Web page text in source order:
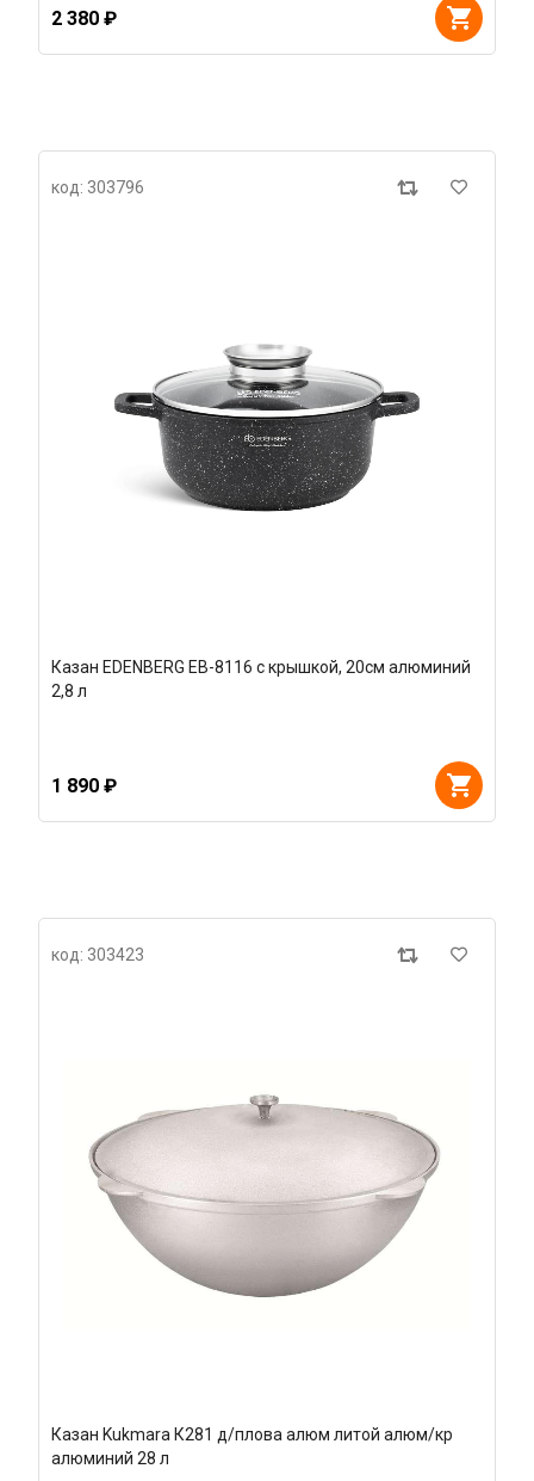
2 380 ₽
код: 303796
Казан EDENBERG EB-8116 с крышкой, 20см алюминий
2,8 л
1 890 ₽
код: 303423
Казан Kukmara К281 д/плова алюм литой алюм/кр
алюминий 28 л